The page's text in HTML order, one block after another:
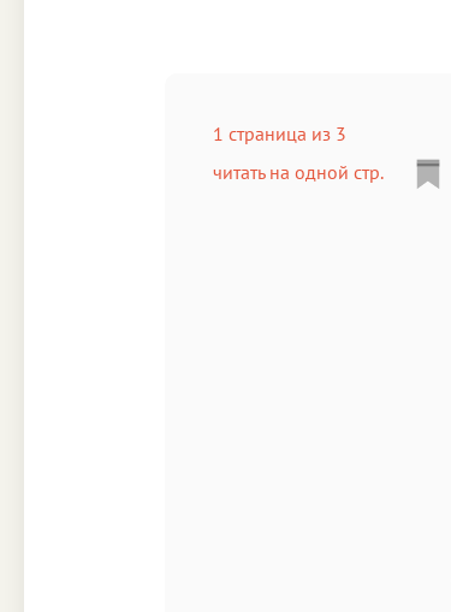
1 страница из 3
читать на одной стр.